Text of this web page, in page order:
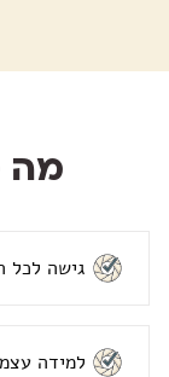
מה
גישה לכל
למידה